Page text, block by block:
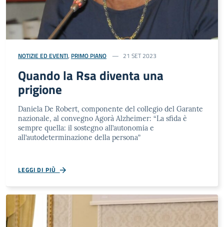
NOTIZIE ED EVENTI, PRIMO PIANO 21 SET 2023
Quando la Rsa diventa una
prigione
Daniela De Robert, componente del collegio del Garante
nazionale, al convegno Agorà Alzheimer: “La sfida è
sempre quella: il sostegno all’autonomia e
all’autodeterminazione della persona”
LEGGI DI PIÙ